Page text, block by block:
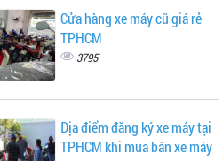
Cửa hàng xe máy cũ giá rẻ
TPHCM
3795
Địa điểm đăng ký xe máy tại
TPHCM khi mua bán xe máy